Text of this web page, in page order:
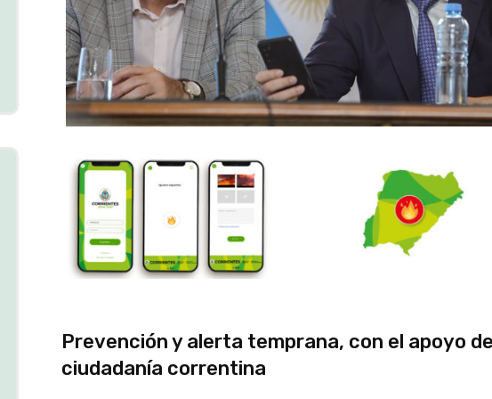
Prevención y alerta temprana, con el apoyo
ciudadanía correntina